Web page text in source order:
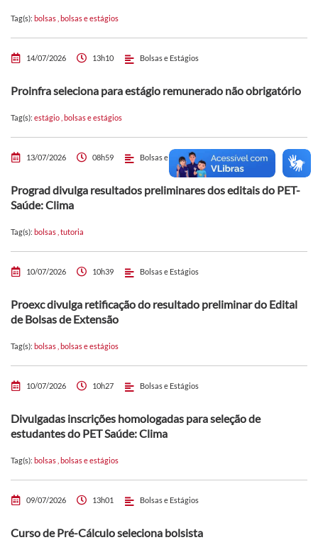
Tag(s): bolsas bolsas e estágios
14/07/2026 13h10 Bolsas e Estágios
Proinfra seleciona para estágio remunerado não obrigatório
Tag(s): estágio bolsas e estágios
13/07/2026 08h59 Bolsas e Estágios
Prograd divulga resultados preliminares dos editais do PET-
Saúde: Clima
Tag(s): bolsas tutoria
10/07/2026 10h39 Bolsas e Estágios
Proexc divulga retificação do resultado preliminar do Edital
de Bolsas de Extensão
Tag(s): bolsas bolsas e estágios
10/07/2026 10h27 Bolsas e Estágios
Divulgadas inscrições homologadas para seleção de
estudantes do PET Saúde: Clima
Tag(s): bolsas bolsas e estágios
09/07/2026 13h01 Bolsas e Estágios
Curso de Pré-Cálculo seleciona bolsista